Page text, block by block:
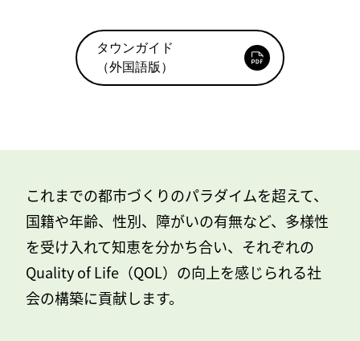
タウンガイド
（外国語版）
これまでの都市づくりのパラダイムを超えて、
国籍や年齢、性別、障がいの有無など、 多様性
を受け入れて知恵を分かち合い、 それぞれの
Quality of Life（QOL）の向上を感じられる社
会の構築に貢献します。